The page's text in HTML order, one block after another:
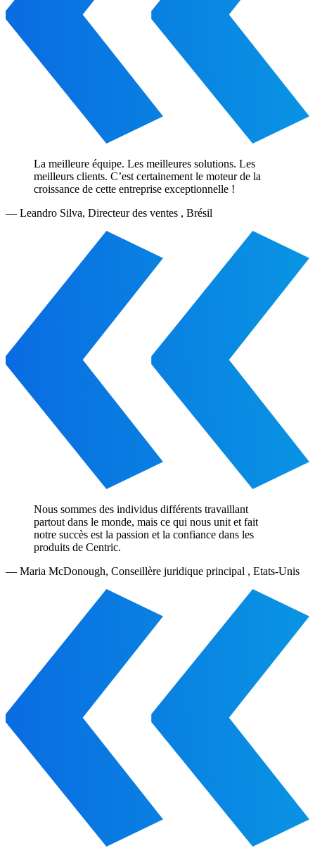
La meilleure équipe. Les meilleures solutions. Les
meilleurs clients. C’est certainement le moteur de la
croissance de cette entreprise exceptionnelle !
— Leandro Silva, Directeur des ventes , Brésil
Nous sommes des individus différents travaillant
partout dans le monde, mais ce qui nous unit et fait
notre succès est la passion et la confiance dans les
produits de Centric.
— Maria McDonough, Conseillère juridique principal , Etats-Unis